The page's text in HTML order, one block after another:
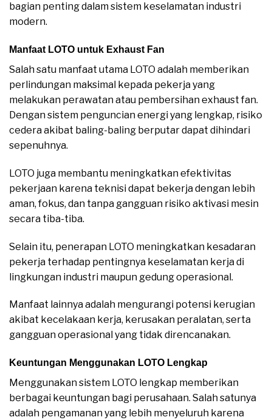
bagian penting dalam sistem keselamatan industri
modern.
Manfaat LOTO untuk Exhaust Fan
Salah satu manfaat utama LOTO adalah memberikan
perlindungan maksimal kepada pekerja yang
melakukan perawatan atau pembersihan exhaust fan.
Dengan sistem penguncian energi yang lengkap, risiko
cedera akibat baling-baling berputar dapat dihindari
sepenuhnya.
LOTO juga membantu meningkatkan efektivitas
pekerjaan karena teknisi dapat bekerja dengan lebih
aman, fokus, dan tanpa gangguan risiko aktivasi mesin
secara tiba-tiba.
Selain itu, penerapan LOTO meningkatkan kesadaran
pekerja terhadap pentingnya keselamatan kerja di
lingkungan industri maupun gedung operasional.
Manfaat lainnya adalah mengurangi potensi kerugian
akibat kecelakaan kerja, kerusakan peralatan, serta
gangguan operasional yang tidak direncanakan.
Keuntungan Menggunakan LOTO Lengkap
Menggunakan sistem LOTO lengkap memberikan
berbagai keuntungan bagi perusahaan. Salah satunya
adalah pengamanan yang lebih menyeluruh karena